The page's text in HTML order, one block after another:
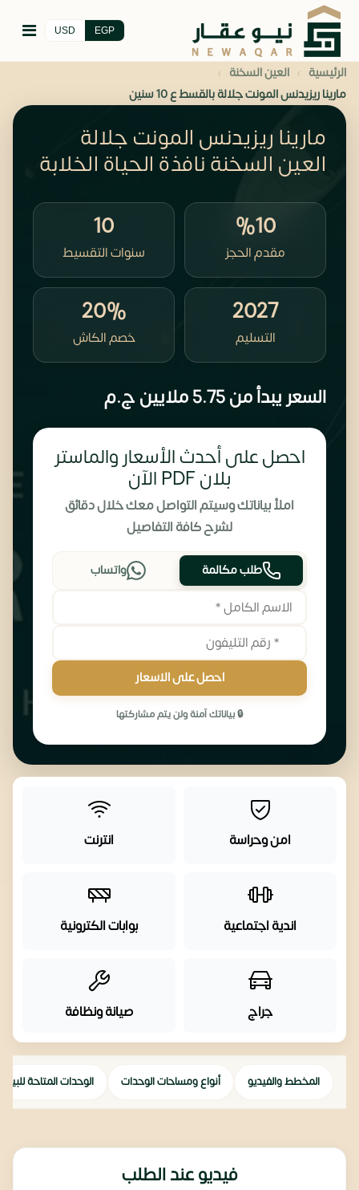
EGP
USD
الرئيسية › العين السخنة ›
مارينا ريزيدنس المونت جلالة بالقسط ع 10 سنين
مارينا ريزيدنس المونت جلالة
العين السخنة نافذة الحياة الخلابة
%10
مقدم الحجز
10
سنوات التقسيط
2027
التسليم
20%
خصم الكاش
السعر يبدأ من5.75 ملايين ج.م
احصل على أحدث الأسعار والماستر
بلان PDF الآن
املأ بياناتك وسيتم التواصل معك خلال دقائق
لشرح كافة التفاصيل
طلب مكالمة واتساب
احصل على الاسعار
🔒 بياناتك آمنة ولن يتم مشاركتها
امن وحراسة انترنت
اندية اجتماعية بوابات الكترونية
جراج صيانة ونظافة
المخطط والفيديو أنواع ومساحات الوحدات الوحدات المتاحة للبيع
فيديو عند الطلب